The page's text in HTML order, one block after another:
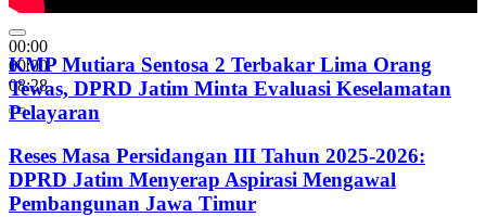
00:00
00:00
08:28
KMP Mutiara Sentosa 2 Terbakar Lima Orang
Tewas, DPRD Jatim Minta Evaluasi Keselamatan
Pelayaran
Reses Masa Persidangan III Tahun 2025-2026:
DPRD Jatim Menyerap Aspirasi Mengawal
Pembangunan Jawa Timur